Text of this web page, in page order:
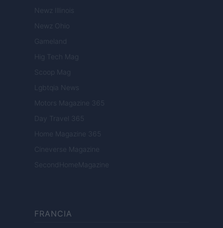
Newz Illinois
Newz Ohio
Gameland
Hig Tech Mag
Scoop Mag
Lgbtqia News
Motors Magazine 365
Day Travel 365
Home Magazine 365
Cineverse Magazine
SecondHomeMagazine
FRANCIA